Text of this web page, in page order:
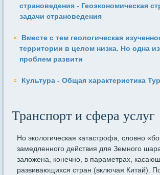
страноведения - Геоэкономическая
задачи страноведения
Вместе с тем геологическая
территории в целом низка. Но одна
проблем развити
Культура - Общая характеристика
Транспорт и сфера услуг
Но экологическая катастрофа, словно
замедленного дей­ствия для Земного
заложена, конечно, в параметрах,
развивающихся стран (включая Китай).